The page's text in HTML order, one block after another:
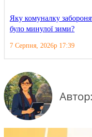
Яку комуналку
було минулої зими?
7 Серпня, 2026р 17:39
Автор: